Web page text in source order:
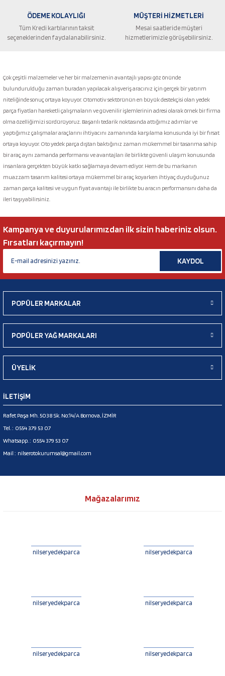
Gönder
ÖDEME KOLAYLIĞI
Tüm Kredi kartılarının taksit
seçeneklerinden faydalanabilirsiniz.
MÜŞTERİ HİZMETLERİ
Mesai saatleride müşteri
hizmetlerimizle görüşebilirsiniz.
Çok çeşitli malzemeler ve her bir malzemenin avantajlı yapısı göz önünde
bulundurulduğu zaman buradan yapılacak alışveriş aracınız için gerçek bir yatırım
niteliğinde sonuç ortaya koyuyor. Otomotiv sektörünün en büyük destekçisi olan yedek
parça fiyatları hareketli çalışmaların ve güvenilir işlemlerinin adresi olarak örnek bir firma
olma özelliğimizi sürdürüyoruz. Başarılı tedarik noktasında attığımız adımlar ve
yaptığımız çalışmalar araçlarını ihtiyacını zamanında karşılama konusunda iyi bir fırsat
ortaya koyuyor. Oto yedek parça dıştan baktığınız zaman mükemmel bir tasarıma sahip
bir araç aynı zamanda performansı ve avantajları ile birlikte güvenli ulaşım konusunda
insanlara gerçekten büyük katkı sağlamaya devam ediyor. Hem de bu markanın
muazzam tasarım kalitesi ortaya mükemmel bir araç koyarken ihtiyaç duyduğunuz
zaman parça kalitesi ve uygun fiyat avantajı ile birlikte bu aracın performansını daha da
ileri taşıyabilirsiniz.
Kampanya ve duyurularımızdan ilk sizin haberiniz olsun.
Fırsatları kaçırmayın!
KAYDOL
POPÜLER MARKALAR
POPÜLER YAĞ MARKALARI
ÜYELİK
İLETİŞİM
Rafet Paşa Mh. 5038 Sk. No:14/A Bornova, İZMİR
Tel. : 0554 379 53 07
Whatsapp. : 0554 379 53 07
Mail : nilserotokurumsal@gmail.com
Mağazalarımız
nilseryedekparca nilseryedekparca
nilseryedekparca nilseryedekparca
nilseryedekparca nilseryedekparca